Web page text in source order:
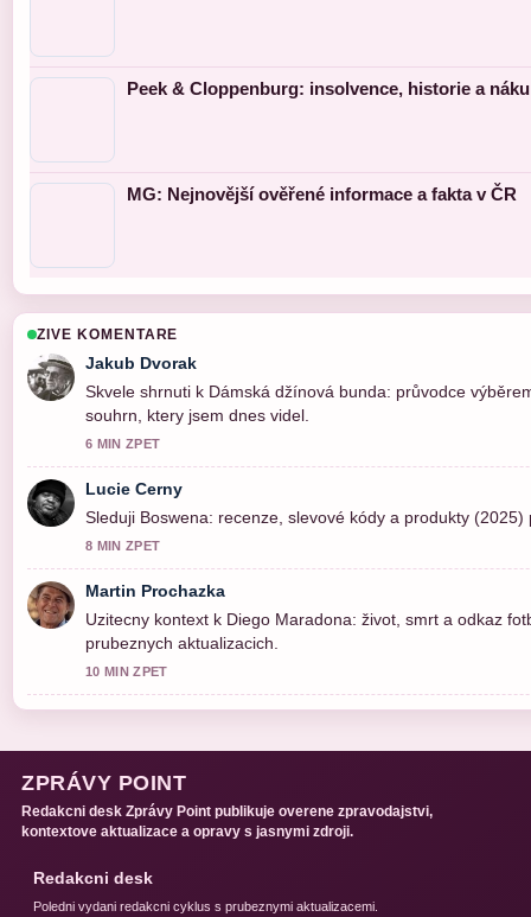
Peek & Cloppenburg: insolvence, historie a
MG: Nejnovější ověřené informace a fakta v ČR
ZIVE KOMENTARE
Jakub Dvorak
Skvele shrnuti k Dámská džínová bunda: průvodce
souhrn, ktery jsem dnes videl.
6 MIN ZPET
Lucie Cerny
Sleduji Boswena: recenze, slevové kódy a produkty
8 MIN ZPET
Martin Prochazka
Uzitecny kontext k Diego Maradona: život, smrt a odkaz
prubeznych aktualizacich.
10 MIN ZPET
ZPRÁVY POINT
Redakcni desk Zprávy Point publikuje overene zpravodajstvi,
kontextove aktualizace a opravy s jasnymi zdroji.
Redakcni desk
Poledni vydani redakcni cyklus s prubeznymi aktualizacemi.